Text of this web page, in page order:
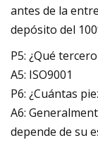
antes de la
depósito del
P5: ¿Qué
A5: ISO9001
P6: ¿Cuántas
A6:
depende de su